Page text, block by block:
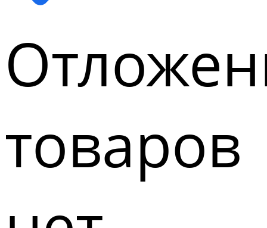
товаров